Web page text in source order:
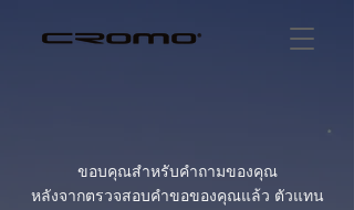
ขอบคุณสำหรับคำถามของคุณ
หลังจากตรวจสอบคำขอของคุณแล้ว ตัวแทน